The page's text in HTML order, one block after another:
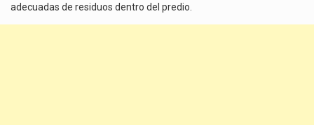
adecuadas de residuos dentro del predio.